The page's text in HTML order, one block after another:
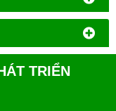
TRIỂN